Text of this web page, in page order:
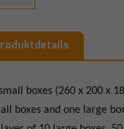
boxes (260 x 200 x
boxes and one large